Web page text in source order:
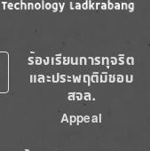
ร้องเรียนการทุจริต
และประพฤติมิชอบ
สจล.
Appeal